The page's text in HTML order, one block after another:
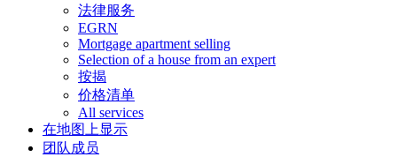
法律服务
EGRN
Mortgage apartment selling
Selection of a house from an expert
按揭
价格清单
All services
在地图上显示
团队成员